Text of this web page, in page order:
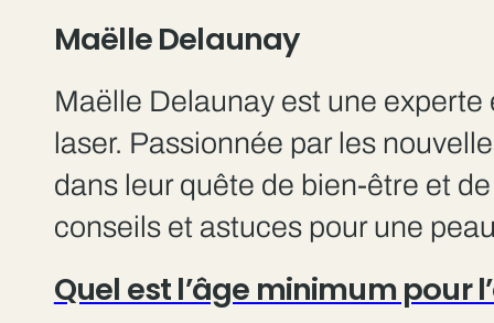
Maëlle Delaunay
Maëlle Delaunay est une
laser. Passionnée par les
dans leur quête de bien-être et
conseils et astuces pour une
Quel est l’âge minimum pour